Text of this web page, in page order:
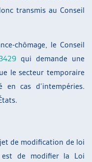
transmis au Conseil
chômage, le Conseil
qui demande une
le secteur temporaire
cas d’intempéries.
de modification de loi
est de modifier la Loi